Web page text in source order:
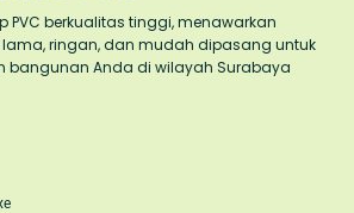
PVC berkualitas tinggi, menawarkan
ringan, dan mudah dipasang untuk
bangunan Anda di wilayah Surabaya